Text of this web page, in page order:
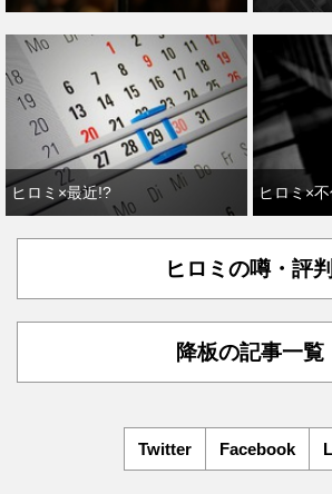
ヒロミ×最近!? ヒロミ×
ヒロミの噂・評判
降板の記事一覧
Twitter Facebook